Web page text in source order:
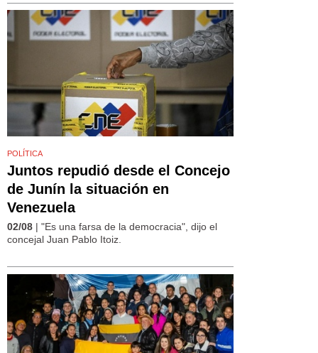
POLÍTICA
Juntos repudió desde el Concejo
de Junín la situación en
Venezuela
02/08 | "Es una farsa de la democracia", dijo el
concejal Juan Pablo Itoiz.